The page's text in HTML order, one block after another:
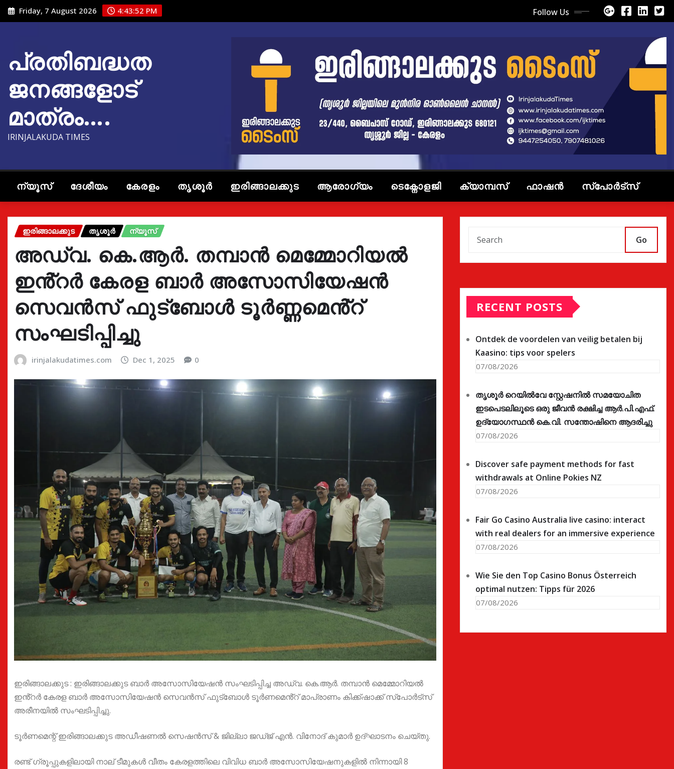
Skip
to
Friday, 7 August 2026 4:43:53 PM Follow Us
പ്രതിബദ്ധത
ജനങ്ങളോട്
മാത്രം….
IRINJALAKUDA TIMES
ന്യൂസ് ദേശീയം കേരളം തൃശൂർ ഇരിങ്ങാലക്കുട ആരോഗ്യം ടെക്നോളജി ക്യാമ്പസ് ഫാഷൻ സ്പോർട്സ്
ഇരിങ്ങാലക്കുട തൃശൂർ ന്യൂസ്
അഡ്വ. കെ.ആർ. തമ്പാൻ മെമ്മോറിയൽ
ഇൻ്റർ കേരള ബാർ അസോസിയേഷൻ
സെവൻസ് ഫുട്ബോൾ ടൂർണ്ണമെൻ്റ്
സംഘടിപ്പിച്ചു
irinjalakudatimes.com Dec 1, 2025 0
ഇരിങ്ങാലക്കുട : ഇരിങ്ങാലക്കുട ബാർ അസോസിയേഷൻ സംഘടിപ്പിച്ച അഡ്വ. കെ.ആർ. തമ്പാൻ മെമ്മോറിയൽ
ഇൻ്റർ കേരള ബാർ അസോസിയേഷൻ സെവൻസ് ഫുട്ബോൾ ടൂർണമെൻ്റ് മാപ്രാണം കിക്ക്ഷാക്ക് സ്പോർട്സ്
അരീനയിൽ സംഘടിപ്പിച്ചു.
ടൂർണമെന്റ് ഇരിങ്ങാലക്കുട അഡീഷണൽ സെഷൻസ് & ജില്ലാ ജഡ്ജ് എൻ. വിനോദ് കുമാർ ഉദ്ഘാടനം ചെയ്തു.
രണ്ട് ഗ്രൂപ്പുകളിലായി നാല് ടീമുകൾ വീതം കേരളത്തിലെ വിവിധ ബാർ അസോസിയേഷനുകളിൽ നിന്നായി 8
Go
RECENT POSTS
Ontdek de voordelen van veilig betalen bij
Kaasino: tips voor spelers
07/08/2026
തൃശൂർ റെയിൽവേ സ്റ്റേഷനിൽ സമയോചിത
ഇടപെടലിലൂടെ ഒരു ജീവൻ രക്ഷിച്ച ആർ.പി.എഫ്.
ഉദ്യോഗസ്ഥൻ കെ.വി. സന്തോഷിനെ ആദരിച്ചു
07/08/2026
Discover safe payment methods for fast
withdrawals at Online Pokies NZ
07/08/2026
Fair Go Casino Australia live casino: interact
with real dealers for an immersive experience
07/08/2026
Wie Sie den Top Casino Bonus Österreich
optimal nutzen: Tipps für 2026
07/08/2026